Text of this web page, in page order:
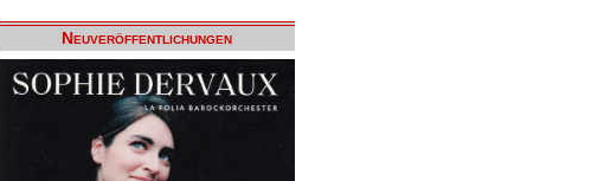
Neuveröffentlichungen